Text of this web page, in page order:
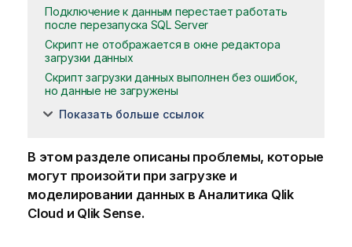
Подключение к данным перестает работать
после перезапуска SQL Server
Скрипт не отображается в окне редактора
загрузки данных
Скрипт загрузки данных выполнен без ошибок,
но данные не загружены
Показать больше ссылок
В этом разделе описаны проблемы, которые
могут произойти при загрузке и
моделировании данных вАналитика Qlik
Cloudи Qlik Sense.